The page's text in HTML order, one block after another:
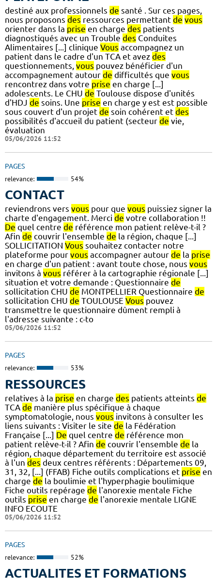
destiné aux professionnels de santé . Sur ces pages,
nous proposons des ressources permettant de vous
orienter dans la prise en charge des patients
diagnostiqués avec un Trouble des Conduites
Alimentaires [...] clinique Vous accompagnez un
patient dans le cadre d'un TCA et avez des
questionnements, vous pouvez bénéficier d'un
accompagnement autour de difficultés que vous
rencontrez dans votre prise en charge [...]
adolescents. Le CHU de Toulouse dispose d'unités
d'HDJ de soins. Une prise en charge y est est possible
sous couvert d'un projet de soin cohérent et des
possibilités d'accueil du patient (secteur de vie,
évaluation
05/06/2026 11:52
PAGES
relevance: 54%
CONTACT
reviendrons vers vous pour que vous puissiez signer la
charte d'engagement. Merci de votre collaboration !!
De quel centre de référence mon patient relève-t-il ?
Afin de couvrir l'ensemble de la région, chaque [...]
SOLLICITATION Vous souhaitez contacter notre
plateforme pour vous accompagner autour de la prise
en charge d'un patient : avant toute chose, nous vous
invitons à vous référer à la cartographie régionale [...]
situation et votre demande : Questionnaire de
sollicitation CHU de MONTPELLIER Questionnaire de
sollicitation CHU de TOULOUSE Vous pouvez
transmettre le questionnaire dûment rempli à
l'adresse suivante : c-to
05/06/2026 11:52
PAGES
relevance: 53%
RESSOURCES
relatives à la prise en charge des patients atteints de
TCA de manière plus spécifique à chaque
symptomatologie, nous vous invitons à consulter les
liens suivants : Visiter le site de la Fédération
Française [...] De quel centre de référence mon
patient relève-t-il ? Afin de couvrir l'ensemble de la
région, chaque département du territoire est associé
à l'un des deux centres référents : Départements 09,
31, 32, [...] (FFAB) Fiche outils complications et prise en
charge de la boulimie et l'hyperphagie boulimique
Fiche outils repérage de l'anorexie mentale Fiche
outils prise en charge de l'anorexie mentale LIGNE
INFO ECOUTE
05/06/2026 11:52
PAGES
relevance: 52%
ACTUALITES ET FORMATIONS